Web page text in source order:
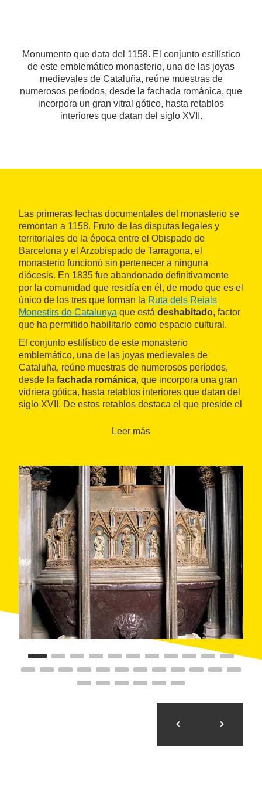
Monumento que data del 1158. El conjunto estilístico
de este emblemático monasterio, una de las joyas
medievales de Cataluña, reúne muestras de
numerosos períodos, desde la fachada románica, que
incorpora un gran vitral gótico, hasta retablos
interiores que datan del siglo XVII.
Las primeras fechas documentales del monasterio se
remontan a 1158. Fruto de las disputas legales y
territoriales de la época entre el Obispado de
Barcelona y el Arzobispado de Tarragona, el
monasterio funcionó sin pertenecer a ninguna
diócesis. En 1835 fue abandonado definitivamente
por la comunidad que residía en él, de modo que es el
único de los tres que forman la Ruta dels Reials
Monestirs de Catalunya que está deshabitado, factor
que ha permitido habilitarlo como espacio cultural.
El conjunto estilístico de este monasterio
emblemático, una de las joyas medievales de
Cataluña, reúne muestras de numerosos períodos,
desde la fachada románica, que incorpora una gran
vidriera gótica, hasta retablos interiores que datan del
siglo XVII. De estos retablos destaca el que preside el
barroca obra de Josep Tremulles.
capillas adyacentes.
Uno de los elementos más emblemáticos y visibles es
elmonumental rosetón
que preside el muro exterior
del presbiterio. En el interior del edificio hay
significativos vestigios del pasado de la corona
catalana; dentro, flanqueando el altar mayor,
descansan las suntuosastumbas de Pere II el Gran y
de Jaume II y Blanca d'Anjou.
El monasterio dispone de dos claustros. El mayor,
encargado por Jaume II en 1313, es un valioso
ejemplo deiconografía medieval, con los capiteles
que decoran las columnas. El trazado de estas
columnas anticipa el estilo conocido como gótico
flamígero, de gran esbeltez, que posteriormente tuvo
una gran difusión.
El claustro posterior incluye las dependencias
domésticas, que forman una parte importante del
escritorioo el
palacio
primer centro de culto del monasterio.
Leer más